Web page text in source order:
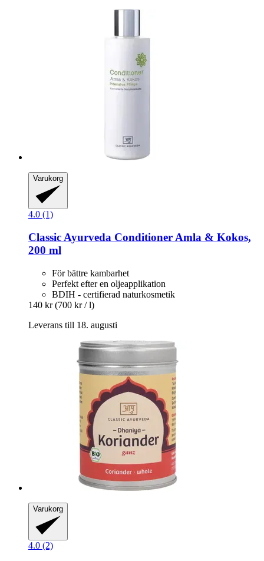
Varukorg
4.0 (1)
Classic Ayurveda Conditioner Amla & Kokos,
200 ml
För bättre kambarhet
Perfekt efter en oljeapplikation
BDIH - certifierad naturkosmetik
140 kr (700 kr / l)
Leverans till 18. augusti
Varukorg
4.0 (2)